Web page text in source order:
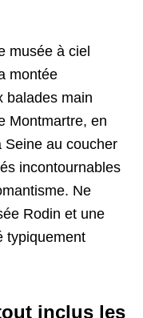
musée à ciel
montée
balades main
Montmartre, en
Seine au coucher
incontournables
Ne
Rodin et une
typiquement
inclus les